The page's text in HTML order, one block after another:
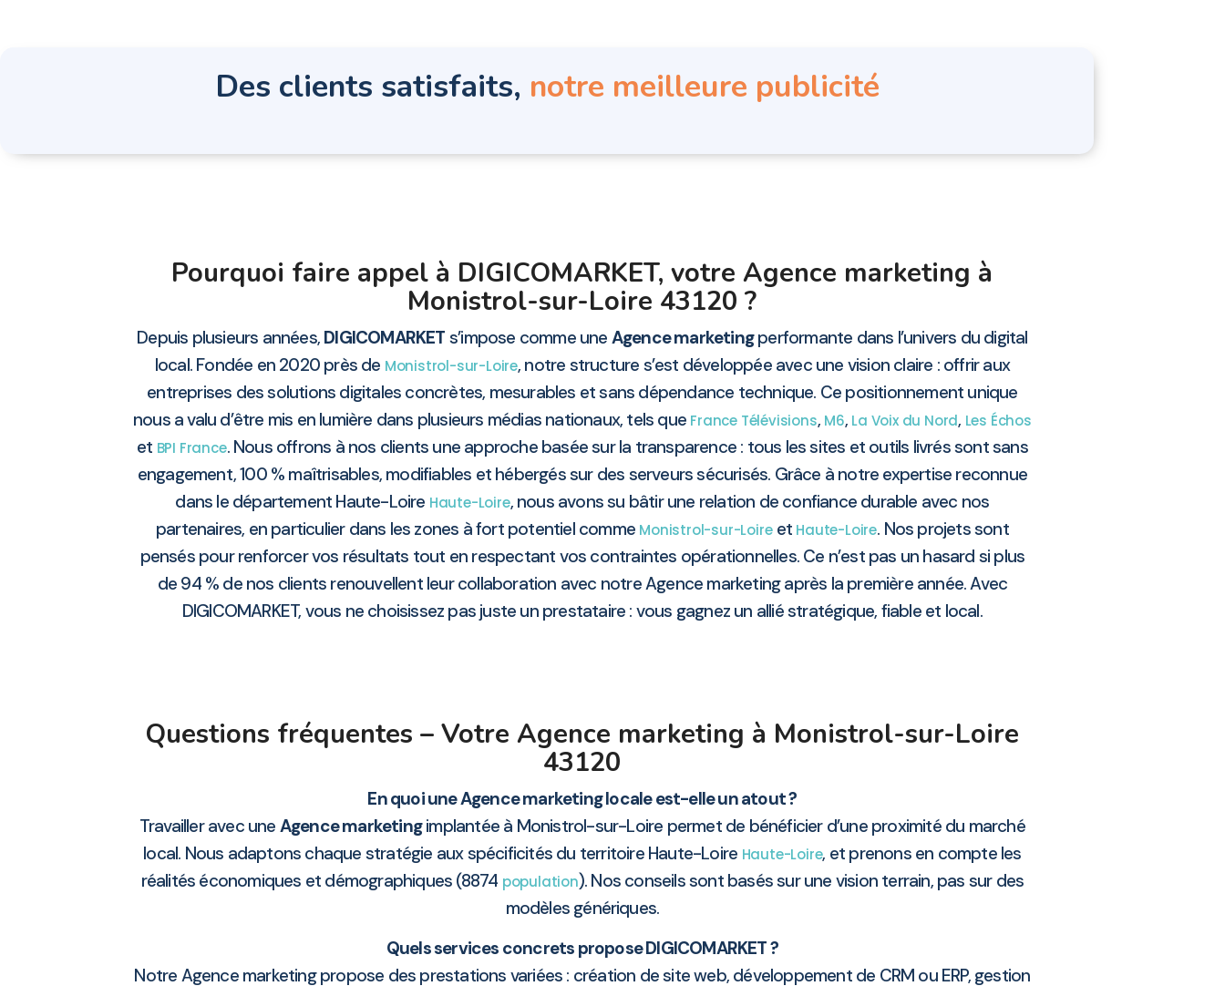
Des clients satisfaits, notre meilleure publicité
Pourquoi faire appel à DIGICOMARKET, votre Agence marketing à
Monistrol-sur-Loire 43120 ?
Depuis plusieurs années, DIGICOMARKET s’impose comme une Agence marketingperformante dans l’univers du digital
local. Fondée en 2020 près de Monistrol-sur-Loire, notre structure s’est développée avec une vision claire : offrir aux
entreprises des solutions digitales concrètes, mesurables et sans dépendance technique. Ce positionnement unique
nous a valu d’être mis en lumière dans plusieurs médias nationaux, tels que France Télévisions, M6, La Voix du Nord, Les Échos
et BPI France. Nous offrons à nos clients une approche basée sur la transparence : tous les sites et outils livrés sont sans
engagement, 100 % maîtrisables, modifiables et hébergés sur des serveurs sécurisés. Grâce à notre expertise reconnue
dans le département Haute-Loire Haute-Loire, nous avons su bâtir une relation de confiance durable avec nos
partenaires, en particulier dans les zones à fort potentiel comme Monistrol-sur-Loireet Haute-Loire. Nos projets sont
pensés pour renforcer vos résultats tout en respectant vos contraintes opérationnelles. Ce n’est pas un hasard si plus
de 94 % de nos clients renouvellent leur collaboration avec notre Agence marketing après la première année. Avec
DIGICOMARKET, vous ne choisissez pas juste un prestataire : vous gagnez un allié stratégique, fiable et local.
Questions fréquentes – Votre Agence marketing à Monistrol-sur-Loire
43120
En quoi une Agence marketing locale est-elle un atout ?
Travailler avec une Agence marketingimplantée à Monistrol-sur-Loire permet de bénéficier d’une proximité du marché
local. Nous adaptons chaque stratégie aux spécificités du territoire Haute-Loire Haute-Loire, et prenons en compte les
réalités économiques et démographiques (8874 population). Nos conseils sont basés sur une vision terrain, pas sur des
modèles génériques.
Quels services concrets propose DIGICOMARKET ?
Notre Agence marketing propose des prestations variées : création de site web, développement de CRM ou ERP, gestion